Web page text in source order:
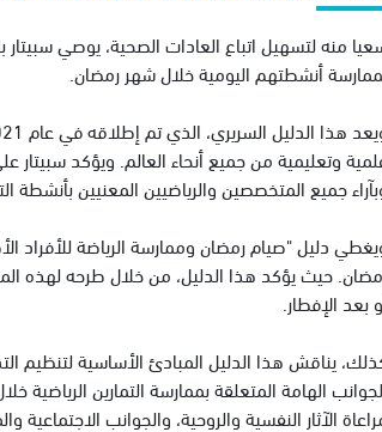
منه لتسهيل اتباع العادات الصحية، يوصي
أنشطتهم اليومية خلال شهر رمضان.
وتعليمية من جميع أنحاء العالم. ويؤكد سبيتار
جميع المتخصصين والرياضيين المعنيين بأنشطة
دليل "صيام رمضان وممارسة الرياضة للأفراد
حيث يؤكد هذا الدليل، من خلال طرحه لهذه
بعد الإفطار.
يناقش هذا الدليل المبادئ الأساسية لتنظيم
الهامة المتعلقة بممارسة التمارين
الآثار النفسية والروحية، والجوانب الاجتماعية